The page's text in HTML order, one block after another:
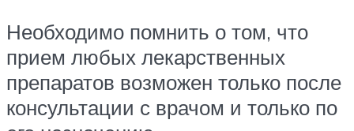
Необходимо помнить о том, что
прием любых лекарственных
препаратов возможен только после
консультации с врачом и только по